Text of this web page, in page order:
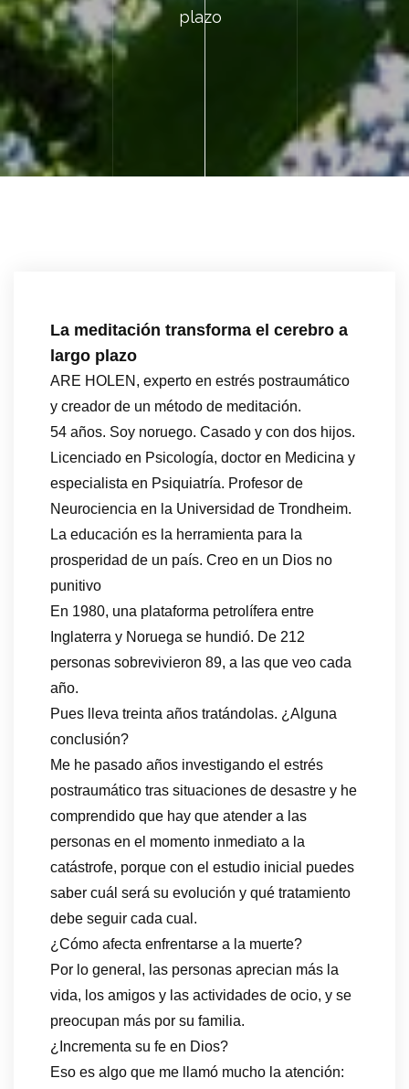
plazo
La meditación transforma el cerebro a
largo plazo
ARE HOLEN, experto en estrés postraumático
y creador de un método de meditación.
54 años. Soy noruego. Casado y con dos hijos.
Licenciado en Psicología, doctor en Medicina y
especialista en Psiquiatría. Profesor de
Neurociencia en la Universidad de Trondheim.
La educación es la herramienta para la
prosperidad de un país. Creo en un Dios no
punitivo
En 1980, una plataforma petrolífera entre
Inglaterra y Noruega se hundió. De 212
personas sobrevivieron 89, a las que veo cada
año.
Pues lleva treinta años tratándolas. ¿Alguna
conclusión?
Me he pasado años investigando el estrés
postraumático tras situaciones de desastre y he
comprendido que hay que atender a las
personas en el momento inmediato a la
catástrofe, porque con el estudio inicial puedes
saber cuál será su evolución y qué tratamiento
debe seguir cada cual.
¿Cómo afecta enfrentarse a la muerte?
Por lo general, las personas aprecian más la
vida, los amigos y las actividades de ocio, y se
preocupan más por su familia.
¿Incrementa su fe en Dios?
Eso es algo que me llamó mucho la atención: